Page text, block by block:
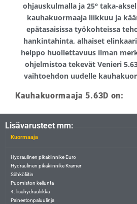
ohjauskulmalla ja 25° taka-
kauhakuormaaja liikkuu ja
epätasaisissa työkohteissa
hankintahinta, alhaiset
helppo huollettavuus ilman
ohjelmistoa tekevät Venieri
vaihtoehdon uudelle
Kauhakuormaaja 5.63D on:
Lisävarusteet mm:
Kuormaaja
Hydraulinen pikakiinnike Euro
Hydraulinen pikakiinnike Kramer
Sähköliitin
Puomiston kellunta
4. lisähydrauliikka
Paineetonpaluulinja